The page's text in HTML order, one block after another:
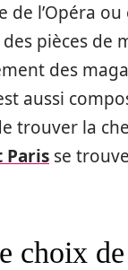
de l’Opéra
pièces de
des
aussi
trouver la
Paris se
choix